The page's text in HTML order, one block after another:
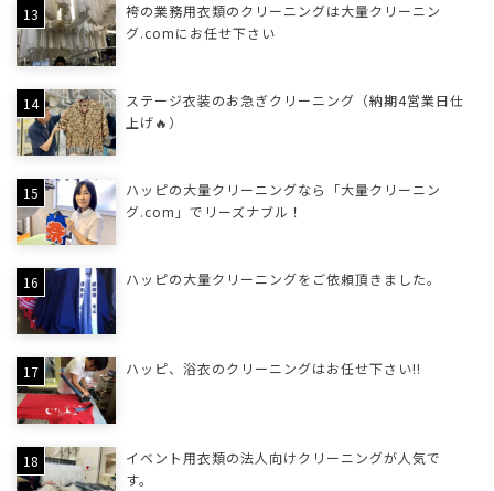
袴の業務用衣類のクリーニングは大量クリーニン
グ.comにお任せ下さい
ステージ衣装のお急ぎクリーニング（納期4営業日仕
上げ🔥）
ハッピの大量クリーニングなら「大量クリーニン
グ.com」でリーズナブル！
ハッピの大量クリーニングをご依頼頂きました。
ハッピ、浴衣のクリーニングはお任せ下さい!!
イベント用衣類の法人向けクリーニングが人気で
す。